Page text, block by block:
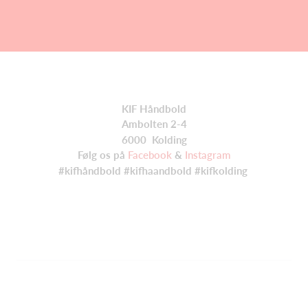
KIF Håndbold
Ambolten 2-4
6000 Kolding
Følg os på Facebook & Instagram
#kifhåndbold #kifhaandbold #kifkolding